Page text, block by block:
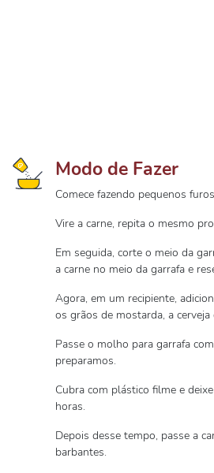
Modo de Fazer
Comece fazendo pequenos
Vire a carne, repita o mesmo
Em seguida, corte o meio da
a carne no meio da garrafa e
Agora, em um recipiente,
os grãos de mostarda, a cerveja
Passe o molho para garrafa
preparamos.
Cubra com plástico filme e
horas.
Depois desse tempo, passe a
barbantes.